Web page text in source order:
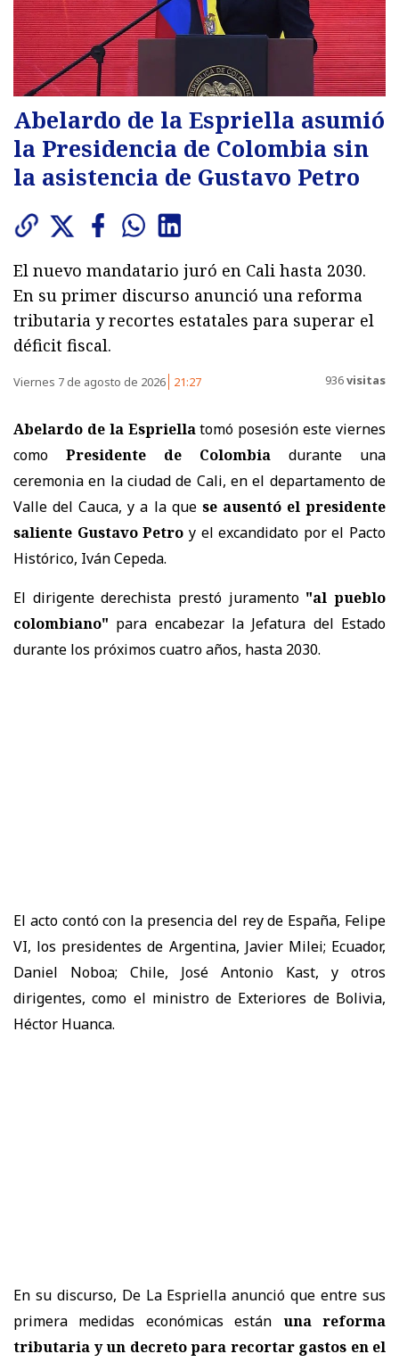
Abelardo de la Espriella asumió
la Presidencia de Colombia sin
la asistencia de Gustavo Petro
El nuevo mandatario juró en Cali hasta 2030.
En su primer discurso anunció una reforma
tributaria y recortes estatales para superar el
déficit fiscal.
Viernes 7 de agosto de 2026 21:27 936visitas
Abelardo de la Espriellatomó posesión este viernes
como Presidente de Colombia durante una
ceremonia en la ciudad de Cali, en el departamento de
Valle del Cauca, y a la que se ausentó el presidente
saliente Gustavo Petro y el excandidato por el Pacto
Histórico, Iván Cepeda.
El dirigente derechista prestó juramento "al pueblo
colombiano" para encabezar la Jefatura del Estado
durante los próximos cuatro años, hasta 2030.
El acto contó con la presencia del rey de España, Felipe
VI, los presidentes de Argentina, Javier Milei; Ecuador,
Daniel Noboa; Chile, José Antonio Kast, y otros
dirigentes, como el ministro de Exteriores de Bolivia,
Héctor Huanca.
En su discurso, De La Espriella anunció que entre sus
primera medidas económicas están una reforma
tributaria y un decreto para recortar gastos en el